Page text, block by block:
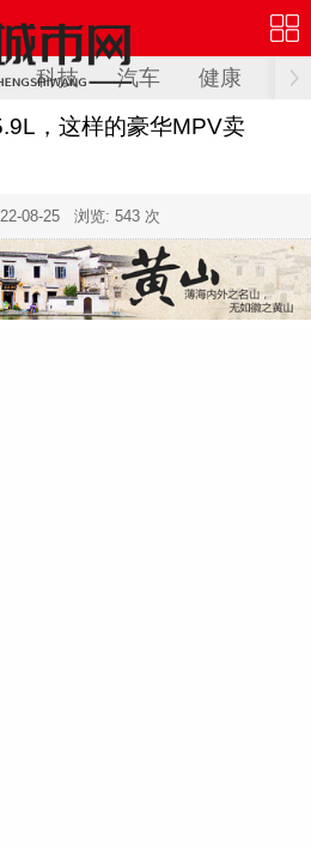
科技 汽车 健康 文
，这样的豪华MPV卖
08-25 浏览: 543 次